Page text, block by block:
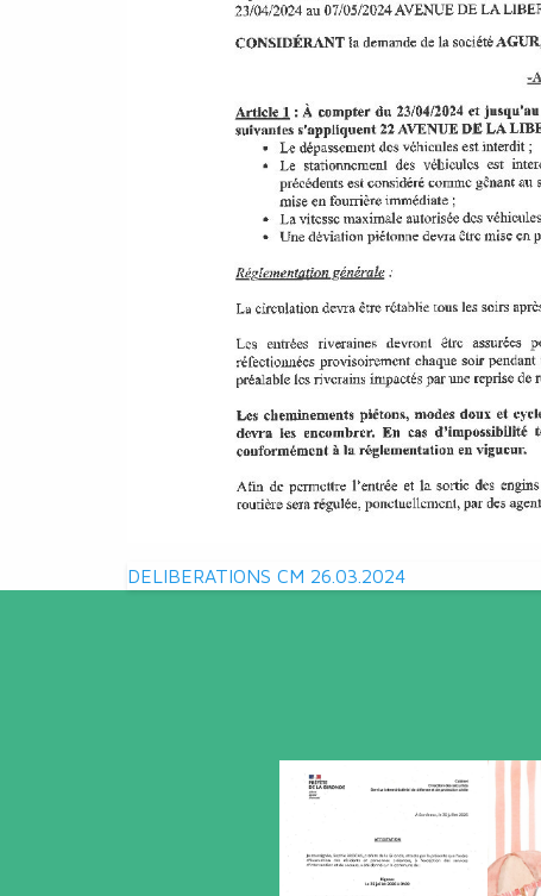
Navigation
DELIBERATIONS CM 26.03.2024